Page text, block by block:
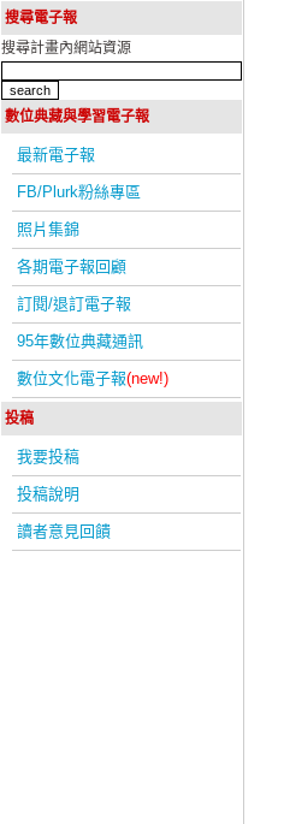
搜尋電子報
搜尋計畫內網站資源
數位典藏與學習電子報
最新電子報
FB/Plurk粉絲專區
照片集錦
各期電子報回顧
訂閱/退訂電子報
95年數位典藏通訊
數位文化電子報(new!)
投稿
我要投稿
投稿說明
讀者意見回饋